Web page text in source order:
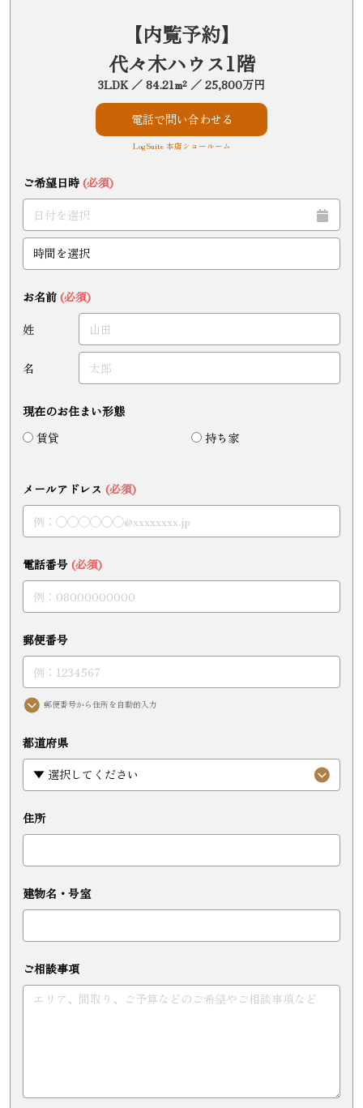
【内覧予約】
代々木ハウス1階
3LDK ／ 84.21m² ／ 25,800万円
電話で問い合わせる
LogSuite 本店ショールーム
ご希望日時 (必須)
お名前 (必須)
姓
名
現在のお住まい形態
賃貸
持ち家
メールアドレス (必須)
電話番号 (必須)
郵便番号
郵便番号から住所を自動的入力
都道府県
住所
建物名・号室
ご相談事項